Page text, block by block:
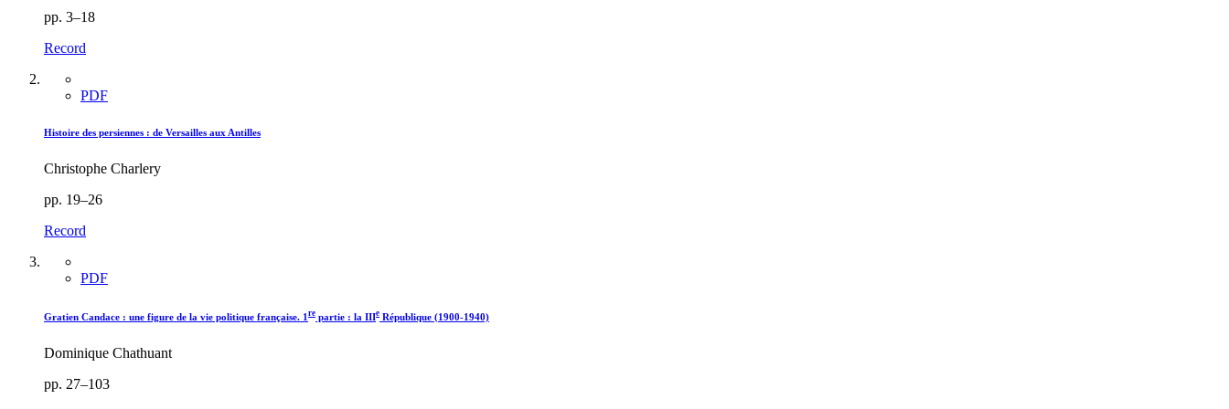
pp. 3–18
Record
PDF
Histoire des persiennes : de Versailles aux Antilles
Christophe Charlery
pp. 19–26
Record
PDF
Gratien Candace : une figure de la vie politique française. 1 re partie : la IIIe République (1900-1940)
Dominique Chathuant
pp. 27–103